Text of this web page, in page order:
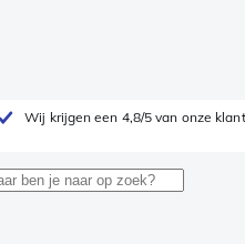
Wij krijgen een 4,8/5 van onze